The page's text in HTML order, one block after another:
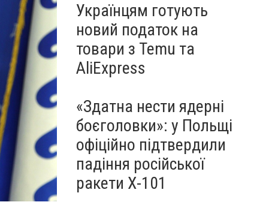
Українцям готують
новий податок на
товари з Temu та
AliExpress
«Здатна нести ядерні
боєголовки»: у Польщі
офіційно підтвердили
падіння російської
ракети Х-101